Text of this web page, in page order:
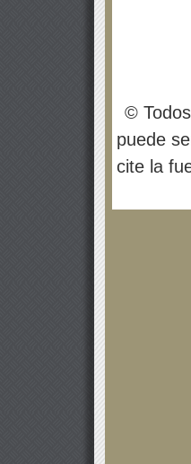
©
puede
cite la